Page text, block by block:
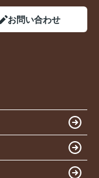
お問い合わせ